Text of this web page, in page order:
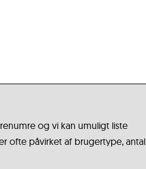
og vi kan umuligt liste
ofte påvirket af brugertype, antal